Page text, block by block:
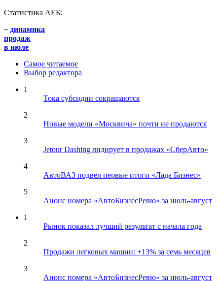
Статистика АЕБ:
– динамика
продаж
в июле
Самое читаемое
Выбор редактора
1
Тока субсидии сокращаются
2
Новые модели «Москвича» почти не продаются
3
Jetour Dashing лидирует в продажах «СберАвто»
4
АвтоВАЗ подвел первые итоги «Лада Бизнес»
5
Анонс номера «АвтоБизнесРевю» за июль-август
1
Рынок показал лучший результат с начала года
2
Продажи легковых машин: +13% за семь месяцев
3
Анонс номера «АвтоБизнесРевю» за июль-август